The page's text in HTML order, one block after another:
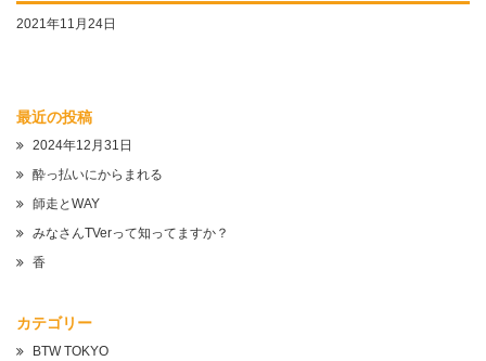
2021年11月24日
最近の投稿
2024年12月31日
酔っ払いにからまれる
師走とWAY
みなさんTVerって知ってますか？
香
カテゴリー
BTW TOKYO